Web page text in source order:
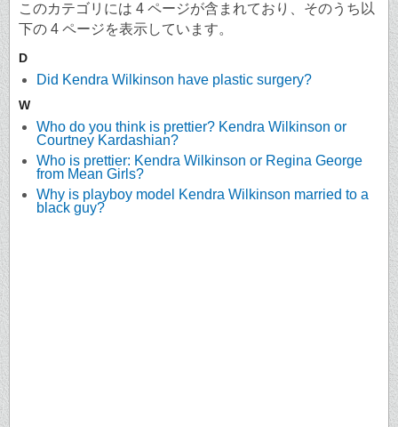
このカテゴリには 4 ページが含まれており、そのうち以
下の 4 ページを表示しています。
D
Did Kendra Wilkinson have plastic surgery?
W
Who do you think is prettier? Kendra Wilkinson or
Courtney Kardashian?
Who is prettier: Kendra Wilkinson or Regina George
from Mean Girls?
Why is playboy model Kendra Wilkinson married to a
black guy?